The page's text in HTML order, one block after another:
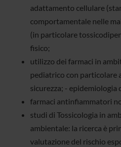
adattamento cellulare
comportamentale nelle
(in particolare
fisico;
utilizzo dei farmaci in
pediatrico con particolare
sicurezza; - epidemiologia
farmaci antinfiammatori
studi di Tossicologia in
ambientale: la ricerca è
valutazione del rischio